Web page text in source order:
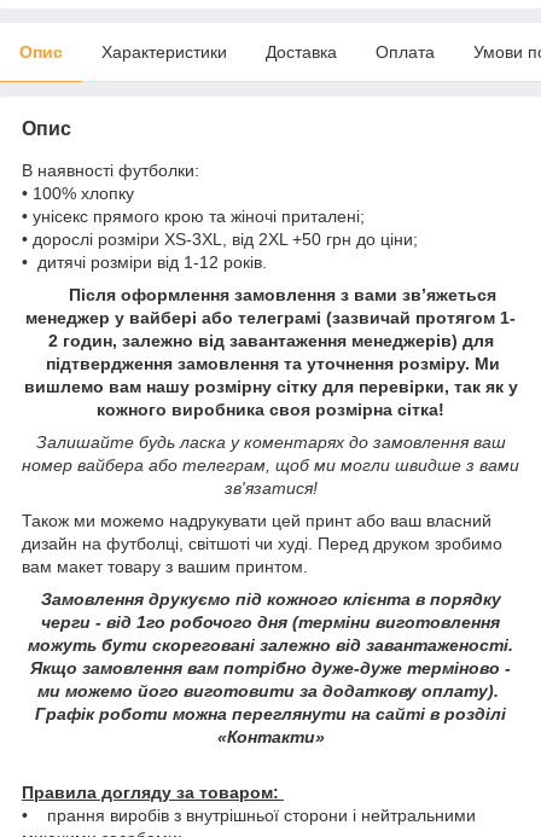
Опис Характеристики Доставка Оплата Умови
Опис
В наявності футболки:
• 100% хлопку
• унісекс прямого крою та жіночі приталені;
• дорослі розміри XS-3XL, від 2XL +50 грн до ціни;
• дитячі розміри від 1-12 років.
Після оформлення замовлення з вами зв’яжеться
менеджер у вайбері або телеграмі (зазвичай протягом 1-
2 годин, залежно від завантаження менеджерів) для
підтвердження замовлення та уточнення розміру. Ми
вишлемо вам нашу розмірну сітку для перевірки, так як у
кожного виробника своя розмірна сітка!
Залишайте будь ласка у коментарях до замовлення ваш
номер вайбера або телеграм, щоб ми могли швидше з вами
зв'язатися!
Також ми можемо надрукувати цей принт або ваш власний
дизайн на футболці, світшоті чи худі. Перед друком зробимо
вам макет товару з вашим принтом.
Замовлення друкуємо під кожного клієнта в порядку
черги - від 1го робочого дня (терміни виготовлення
можуть бути скореговані залежно від завантаженості.
Якщо замовлення вам потрібно дуже-дуже терміново -
ми можемо його виготовити за додаткову оплату).
Графік роботи можна переглянути на сайті в розділі
«Контакти»
Правила догляду за товаром:
• прання виробів з внутрішньої сторони і нейтральними